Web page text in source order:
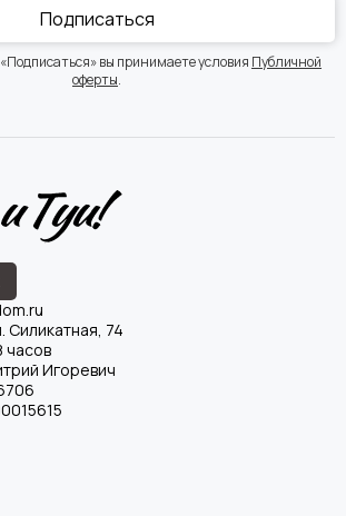
Подписаться
вы принимаете условия Публичной
оферты.
Силикатная, 74
часов
Игоревич